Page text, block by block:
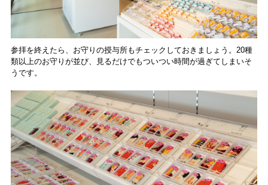
参拝を終えたら、お守りの授与所もチェックしておきましょう。20種
類以上のお守りが並び、見るだけでもついつい時間が過ぎてしまいそ
うです。